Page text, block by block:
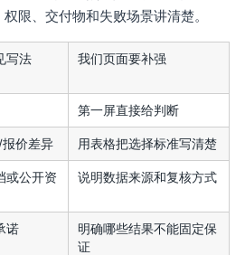
限、交付物和失败场景讲清楚。
写法 我们页面要补强
第一屏直接给判断
价差异 用表格把选择标准写清楚
或公开资
说明数据来源和复核方式
诺
明确哪些结果不能固定保
证